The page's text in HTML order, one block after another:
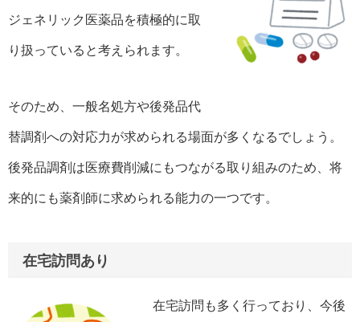
ジェネリック医薬品を積極的に取
り扱っていると考えられます。
そのため、一般名処方や後発品代
替調剤への対応力が求められる場面が多くなるでしょう。
後発品調剤は医療費削減にもつながる取り組みのため、将
来的にも薬剤師に求められる能力の一つです。
在宅訪問あり
在宅訪問も多く行っており、今後